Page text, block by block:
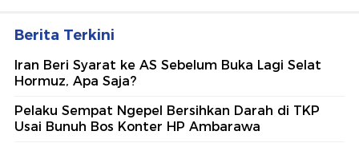
Berita Terkini
Iran Beri Syarat ke AS Sebelum Buka Lagi Selat
Hormuz, Apa Saja?
Pelaku Sempat Ngepel Bersihkan Darah di TKP
Usai Bunuh Bos Konter HP Ambarawa